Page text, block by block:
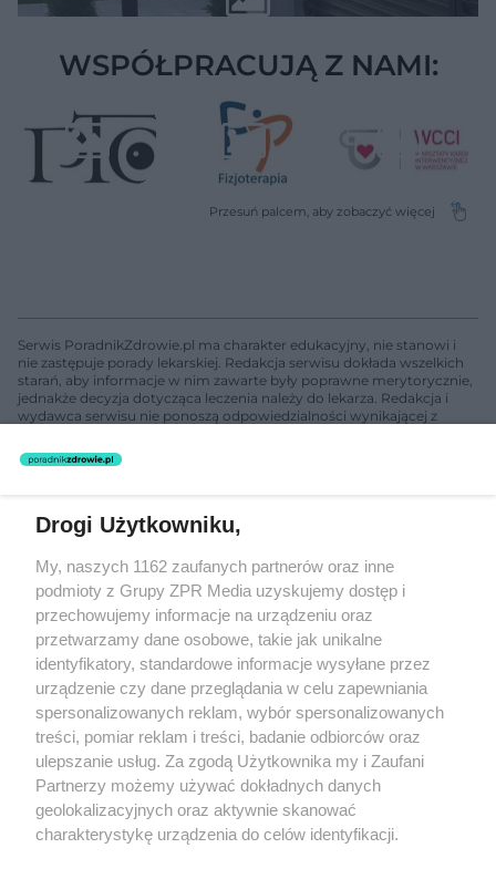
WSPÓŁPRACUJĄ Z NAMI:
Serwis PoradnikZdrowie.pl ma charakter edukacyjny, nie stanowi i
nie zastępuje porady lekarskiej. Redakcja serwisu dokłada wszelkich
starań, aby informacje w nim zawarte były poprawne merytorycznie,
jednakże decyzja dotycząca leczenia należy do lekarza. Redakcja i
wydawca serwisu nie ponoszą odpowiedzialności wynikającej z
nie prowadzi działalności leczniczej polegającej na udzielaniu
świadczeń zdrowotnych w rozumieniu art. 3 ust 1 ustawy o
Żaden utwór zamieszczony w serwisie nie może być powielany i
rozpowszechniany lub dalej rozpowszechniany w jakikolwiek sposób
(w tym także elektroniczny lub mechaniczny) na jakimkolwiek polu
eksploatacji w jakiejkolwiek formie, włącznie z umieszczaniem w
Internecie bez pisemnej zgody właściciela praw. Jakiekolwiek użycie
lub wykorzystanie utworów w całości lub w części z naruszeniem
prawa, tzn. bez właściwej zgody, jest zabronione pod groźbą kary i
może być ścigane prawnie.
O nas
Drogi Użytkowniku,
My, naszych 1162 zaufanych partnerów oraz inne
podmioty z Grupy ZPR Media uzyskujemy dostęp i
przechowujemy informacje na urządzeniu oraz
przetwarzamy dane osobowe, takie jak unikalne
identyfikatory, standardowe informacje wysyłane przez
urządzenie czy dane przeglądania w celu zapewniania
spersonalizowanych reklam, wybór spersonalizowanych
treści, pomiar reklam i treści, badanie odbiorców oraz
ulepszanie usług. Za zgodą Użytkownika my i Zaufani
Partnerzy możemy używać dokładnych danych
geolokalizacyjnych oraz aktywnie skanować
charakterystykę urządzenia do celów identyfikacji.